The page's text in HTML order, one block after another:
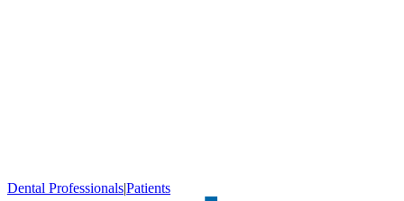
Dental Professionals|Patients